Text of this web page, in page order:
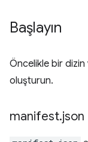
Başlayın
Öncelikle bir dizin
oluşturun.
manifest.json